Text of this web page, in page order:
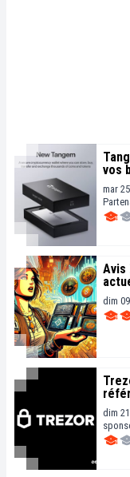
de vos actifs
vos
mar
Avis
dim
dim